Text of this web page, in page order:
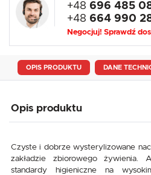
+48 696 485
+48 664 990
Negocjuj! Sprawdź
OPIS PRODUKTU DANE
Opis produktu
Czyste i dobrze wysterylizowane
zakładzie zbiorowego żywienia.
standardy higieniczne na